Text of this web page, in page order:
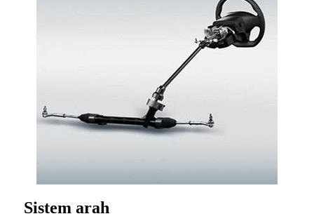
Sistem arah